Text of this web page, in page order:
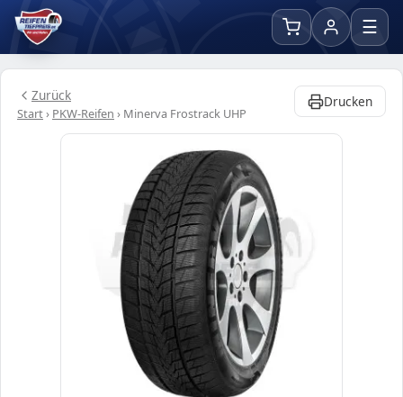
☰
Zurück
Start› PKW-Reifen › Minerva Frostrack UHP
Drucken